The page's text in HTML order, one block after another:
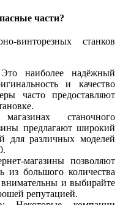
части?
винторезных станков
наиболее надёжный
и качество
часто предоставляют
станочного
предлагают широкий
для различных моделей
магазины позволяют
из большого количества
и выбирайте
репутацией.